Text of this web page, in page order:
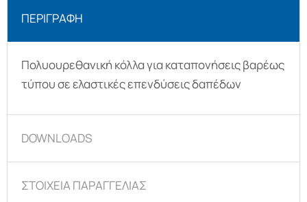
ΠΕΡΙΓΡΑΦΉ
Πολυουρεθανική κόλλα για καταπονήσεις βαρέως
τύπου σε ελαστικές επενδύσεις δαπέδων
DOWNLOADS
ΣΤΟΙΧΕΙΑ ΠΑΡΑΓΓΕΛΙΑΣ